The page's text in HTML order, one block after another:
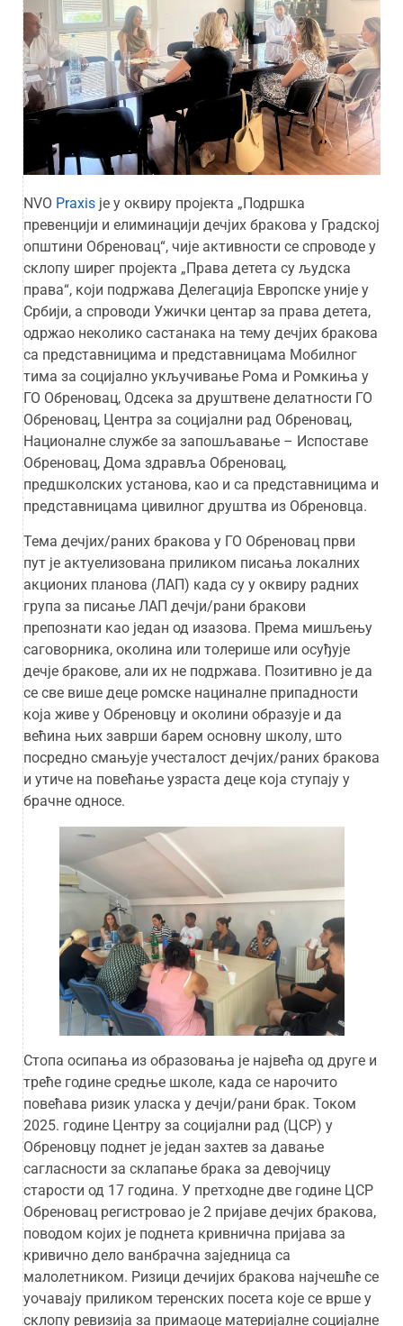
NVO Praxis је у оквиру пројекта „Подршка
превенцији и елиминацији дечјих бракова у Градској
општини Обреновац“, чије активности се спроводе у
склопу ширег пројекта „Права детета су људска
права“, који подржава Делегација Европске уније у
Србији, а спроводи Ужички центар за права детета,
одржао неколико састанака на тему дечјих бракова
са представницима и представницама Мобилног
тима за социјално укључивање Рома и Ромкиња у
ГО Обреновац, Одсека за друштвене делатности ГО
Обреновац, Центра за социјални рад Обреновац,
Националне службе за запошљавање – Испоставе
Обреновац, Дома здравља Обреновац,
предшколских установа, као и са представницима и
представницама цивилног друштва из Обреновца.
Тема дечјих/раних бракова у ГО Обреновац први
пут је актуелизована приликом писања локалних
акционих планова (ЛАП) када су у оквиру радних
група за писање ЛАП дечји/рани бракови
препознати као један од изазова. Према мишљењу
саговорника, околина или толерише или осуђује
дечје бракове, али их не подржава. Позитивно је да
се све више деце ромске нациналне припадности
која живе у Обреновцу и околини образује и да
већина њих заврши барем основну школу, што
посредно смањује учесталост дечјих/раних бракова
и утиче на повећање узраста деце која ступају у
брачне односе.
Стопа осипања из образовања је највећа од друге и
треће године средње школе, када се нарочито
повећава ризик уласка у дечји/рани брак. Током
2025. године Центру за социјални рад (ЦСР) у
Обреновцу поднет је један захтев за давање
сагласности за склапање брака за девојчицу
старости од 17 година. У претходне две године ЦСР
Обреновац регистровао је 2 пријаве дечјих бракова,
поводом којих је поднета кривнична пријава за
кривично дело ванбрачна заједница са
малолетником. Ризици дечијих бракова најчешће се
уочавају приликом теренских посета које се врше у
склопу ревизија за примаоце материјалне социјалне